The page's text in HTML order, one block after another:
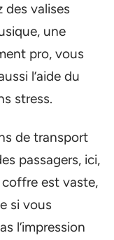
des valises
une
pro, vous
l’aide du
stress.
de transport
passagers, ici,
est vaste,
si vous
l’impression